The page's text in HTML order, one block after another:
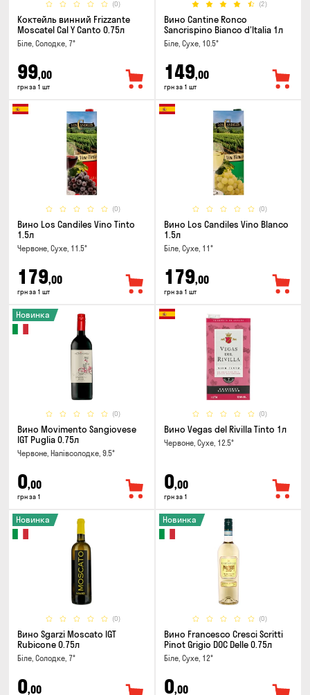
(0)
Коктейль винний Frizzante
Moscatel Cal Y Canto 0.75л
Біле, Солодке, 7°
99,00
грн за 1 шт
(2)
Вино Cantine Ronco
Sancrispino Bianco d'Italia 1л
Біле, Сухе, 10.5°
149,00
грн за 1 шт
(0)
Вино Los Candiles Vino Tinto
1.5л
Червоне, Сухе, 11.5°
179,00
грн за 1 шт
(0)
Вино Los Candiles Vino Blanco
1.5л
Біле, Сухе, 11°
179,00
грн за 1 шт
(0)
Новинка
Вино Movimento Sangiovese
IGT Puglia 0.75л
Червоне, Напівсолодке, 9.5°
0,00
грн за 1
(0)
Вино Vegas del Rivilla Tinto 1л
Червоне, Сухе, 12.5°
0,00
грн за 1
(0)
Новинка
Вино Sgarzi Moscato IGT
Rubicone 0.75л
Біле, Солодке, 7°
0,00
(0)
Новинка
Вино Francesco Cresci Scritti
Pinot Grigio DOC Delle 0.75л
Біле, Сухе, 12°
0,00